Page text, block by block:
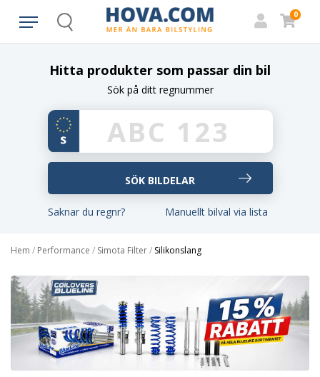
Search
0
Hitta produkter som passar din bil
Sök på ditt regnummer
Saknar du regnr? Manuellt bilval via lista
Hem / Performance / Simota Filter/ Silikonslang